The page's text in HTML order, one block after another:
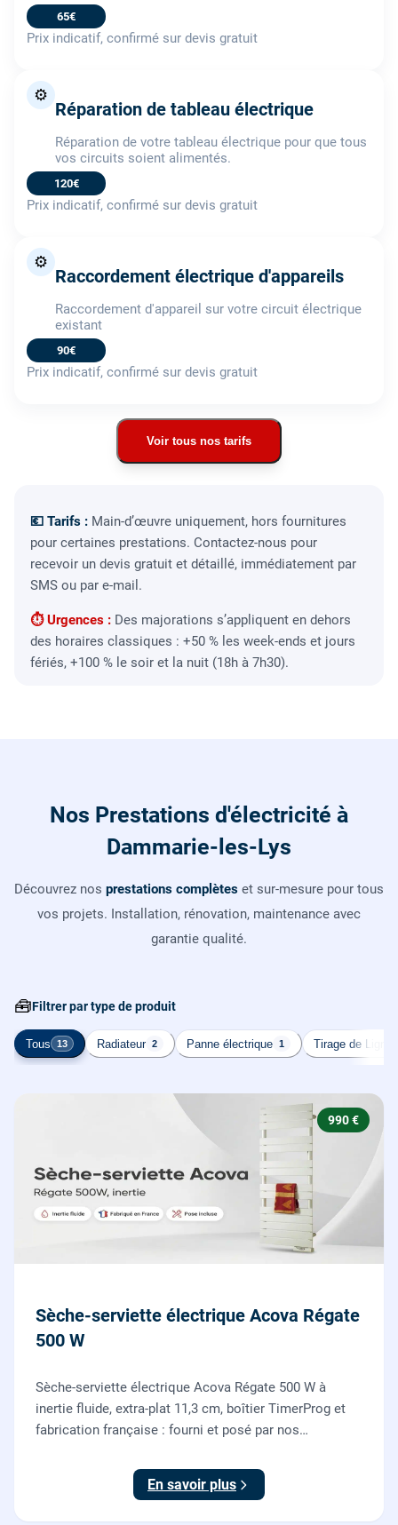
65€
Prix indicatif, confirmé sur devis gratuit
⚙️
Réparation de tableau électrique
Réparation de votre tableau électrique pour que tous
vos circuits soient alimentés.
120€
Prix indicatif, confirmé sur devis gratuit
⚙️
Raccordement électrique d'appareils
Raccordement d'appareil sur votre circuit électrique
existant
90€
Prix indicatif, confirmé sur devis gratuit
Voir tous nos tarifs
💶 Tarifs : Main-d’œuvre uniquement, hors fournitures
pour certaines prestations. Contactez-nous pour
recevoir un devis gratuit et détaillé, immédiatement par
SMS ou par e-mail.
⏱ Urgences : Des majorations s’appliquent en dehors
des horaires classiques : +50 % les week-ends et jours
fériés, +100 % le soir et la nuit (18h à 7h30).
Nos Prestations d'électricité à
Dammarie-les-Lys
Découvrez nos prestations complètes et sur-mesure pour tous
vos projets. Installation, rénovation, maintenance avec
garantie qualité.
🧰Filtrer par type de produit
Tous 13 Radiateur 2 Panne électrique 1 Tirage de Ligne
990 €
Sèche-serviette électrique Acova Régate
500 W
Sèche-serviette électrique Acova Régate 500 W à
inertie fluide, extra-plat 11,3 cm, boîtier TimerProg et
fabrication française : fourni et posé par nos
En savoir plus